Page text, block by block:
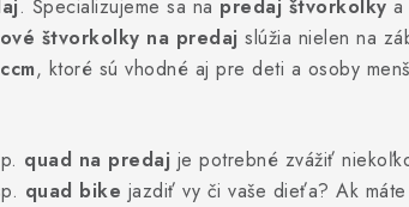
. Špecializujeme sa na predaj štvorkolky
štvorkolky na predaj slúžia nielen na
, ktoré sú vhodné aj pre deti a osoby
quad na predaj je potrebné zvážiť
quad bike jazdiť vy či vaše dieťa? Ak